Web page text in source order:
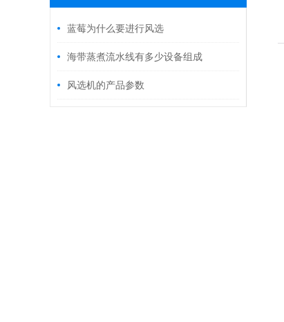
蓝莓为什么要进行风选
海带蒸煮流水线有多少设备组成
风选机的产品参数